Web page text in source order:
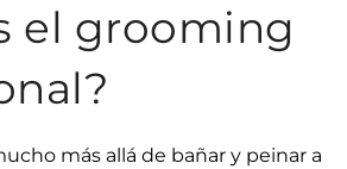
el grooming
más allá de bañar y peinar a